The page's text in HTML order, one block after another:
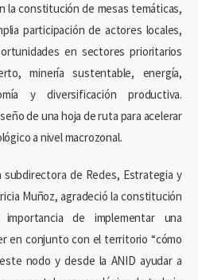
la constitución de mesas temáticas,
participación de actores locales,
en sectores prioritarios
minería sustentable, energía,
y diversificación productiva.
de una hoja de ruta para acelerar
a nivel macrozonal.
subdirectora de Redes, Estrategia y
Muñoz, agradeció la constitución
de implementar una
en conjunto con el territorio “cómo
nodo y desde la ANID ayudar a